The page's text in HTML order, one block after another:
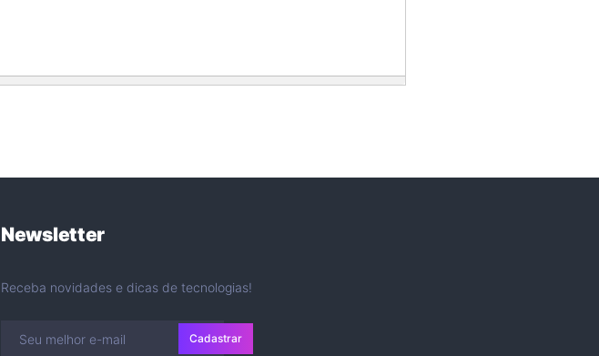
Newsletter
Receba novidades e dicas de tecnologias!
Cadastrar